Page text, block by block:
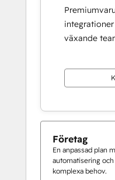
växande
Företag
En anpassad plan
automatisering
komplexa behov.